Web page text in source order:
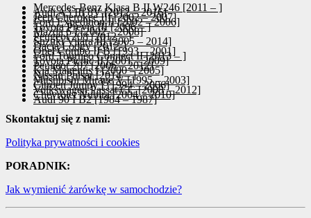
Mercedes-Benz Klasa B II W246 [2011 – ]
Audi A3 III 8V [2012 – 2016]
Jeep Cherokee III [2002 – 2007]
Ford Expedition II [2002 – 2006]
Toyota Previa III [2006 – ]
Mazda 6 I [2002 – 2008]
Peugeot 208 [2012 – ]
Suzuki Vitara III [2005 – 2014]
Dacia Lodgy [2012-]
Opel Combo II B [1993 – 2001]
Ford Tourneo Connect II [2013 – ]
Toyota Picnic II [2001 – 2009]
Peugeot 207 [2006 – 2012]
Kia Magentis I [2000 – 2005]
Nissan Pulsar [2014 – ]
Mitsubishi Mirage V [1995 – 2003]
Citroen Jumpy I [1994 – 2006]
Volkswagen Passat CC [2008 – 2012]
Chevrolet Nubira [2004 – 2010]
Audi 90 I B2 [1984 – 1987]
Skontaktuj się z nami:
Polityka prywatności i cookies
PORADNIK:
Jak wymienić żarówkę w samochodzie?